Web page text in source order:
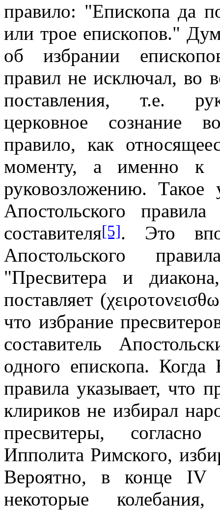
правило: "Епископа да
или трое епископов."
об избрании
правил не исключал, во
поставления, т.е.
церковное сознание
правило, как
моменту, а именно к
руковозложению.
Апостольского
составителя[5]. Это
Апостольского
"Пресвитера и
поставляет (χ
что избрание
составитель
одного епископа. Когда
правила указывает, что
клириков не избирал
пресвитеры,
Ипполита Римского,
Вероятно, в конце
некоторые